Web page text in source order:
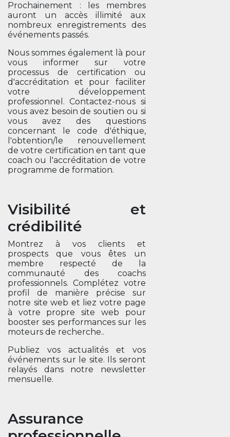
Prochainement : les membres
auront un accès illimité aux
nombreux enregistrements des
événements passés.
Nous sommes également là pour
vous informer sur votre
processus de certification ou
d'accréditation et pour faciliter
votre développement
professionnel. Contactez-nous si
vous avez besoin de soutien ou si
vous avez des questions
concernant le code d'éthique,
l'obtention/le renouvellement
de votre certification en tant que
coach ou l'accréditation de votre
programme de formation.
Visibilité et
crédibilité
Montrez à vos clients et
prospects que vous êtes un
membre respecté de la
communauté des coachs
professionnels. Complétez votre
profil de manière précise sur
notre site web et liez votre page
à votre propre site web pour
booster ses performances sur les
moteurs de recherche..
Publiez vos actualités et vos
événements sur le site. Ils seront
relayés dans notre newsletter
mensuelle.
Assurance